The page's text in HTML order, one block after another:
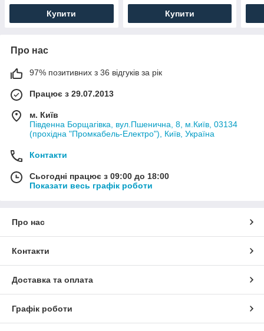
Купити Купити
Про нас
97% позитивних з 36 відгуків за рік
Працює з 29.07.2013
м. Київ
Південна Борщагівка, вул.Пшенична, 8, м.Київ, 03134
(прохідна "Промкабель-Електро"), Київ, Україна
Контакти
Сьогодні працює з 09:00 до 18:00
Показати весь графік роботи
Про нас
Контакти
Доставка та оплата
Графік роботи